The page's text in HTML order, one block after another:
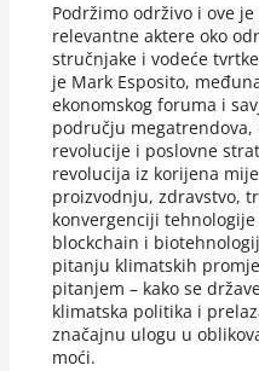
Podržimo održivo i ove
relevantne aktere oko
stručnjake i vodeće
je Mark Esposito,
ekonomskog foruma i
području
revolucije i poslovne
revolucija iz korijena
proizvodnju, zdravstvo,
konvergenciji
blockchain i
pitanju klimatskih
pitanjem – kako se
klimatska politika i
značajnu ulogu u
moći.